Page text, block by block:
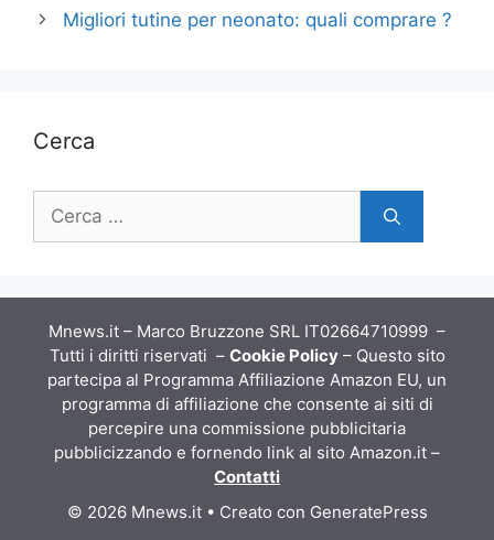
Migliori tutine per neonato: quali comprare ?
Cerca
Ricerca
Mnews.it – Marco Bruzzone SRL IT02664710999 –
Tutti i diritti riservati – Cookie Policy– Questo sito
partecipa al Programma Affiliazione Amazon EU, un
programma di affiliazione che consente ai siti di
percepire una commissione pubblicitaria
pubblicizzando e fornendo link al sito Amazon.it –
Contatti
© 2026 Mnews.it• Creato con GeneratePress